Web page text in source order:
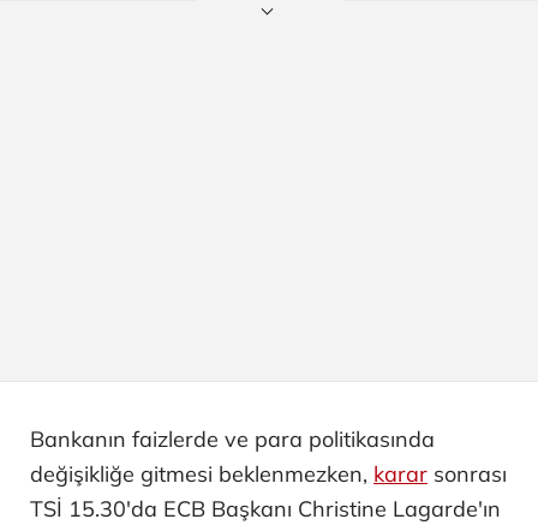
Bankanın faizlerde ve para politikasında
değişikliğe gitmesi beklenmezken, karar sonrası
TSİ 15.30'da ECB Başkanı Christine Lagarde'ın